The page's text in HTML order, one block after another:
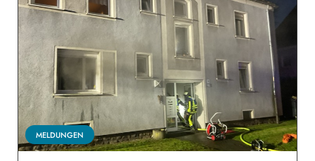
MELDUNGEN